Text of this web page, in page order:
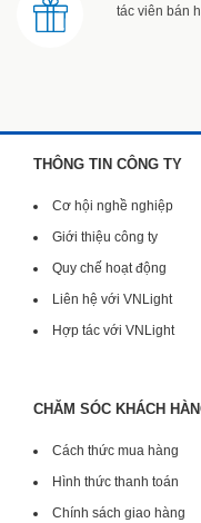
tác viên bán
THÔNG TIN CÔNG TY
Cơ hội nghề nghiệp
Giới thiệu công ty
Quy chế hoạt động
Liên hệ với VNLight
Hợp tác với VNLight
CHĂM SÓC KHÁCH
Cách thức mua hàng
Hình thức thanh toán
Chính sách giao hàng